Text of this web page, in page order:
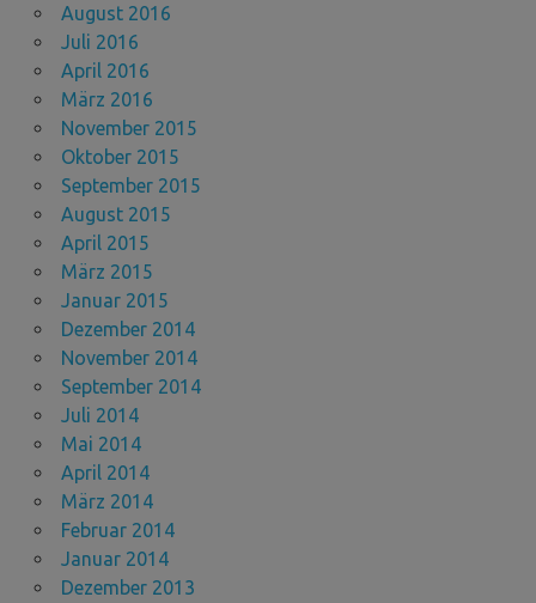
August 2016
Juli 2016
April 2016
März 2016
November 2015
Oktober 2015
September 2015
August 2015
April 2015
März 2015
Januar 2015
Dezember 2014
November 2014
September 2014
Juli 2014
Mai 2014
April 2014
März 2014
Februar 2014
Januar 2014
Dezember 2013